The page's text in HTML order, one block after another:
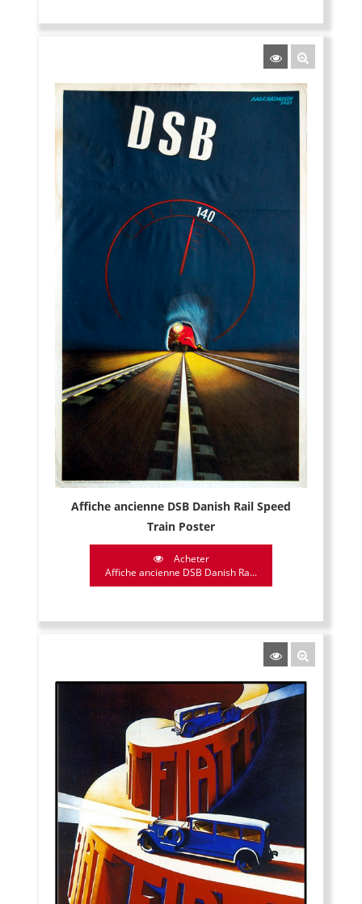
Affiche ancienne DSB Danish Rail Speed
Train Poster
Acheter
Affiche ancienne DSB Danish Ra...